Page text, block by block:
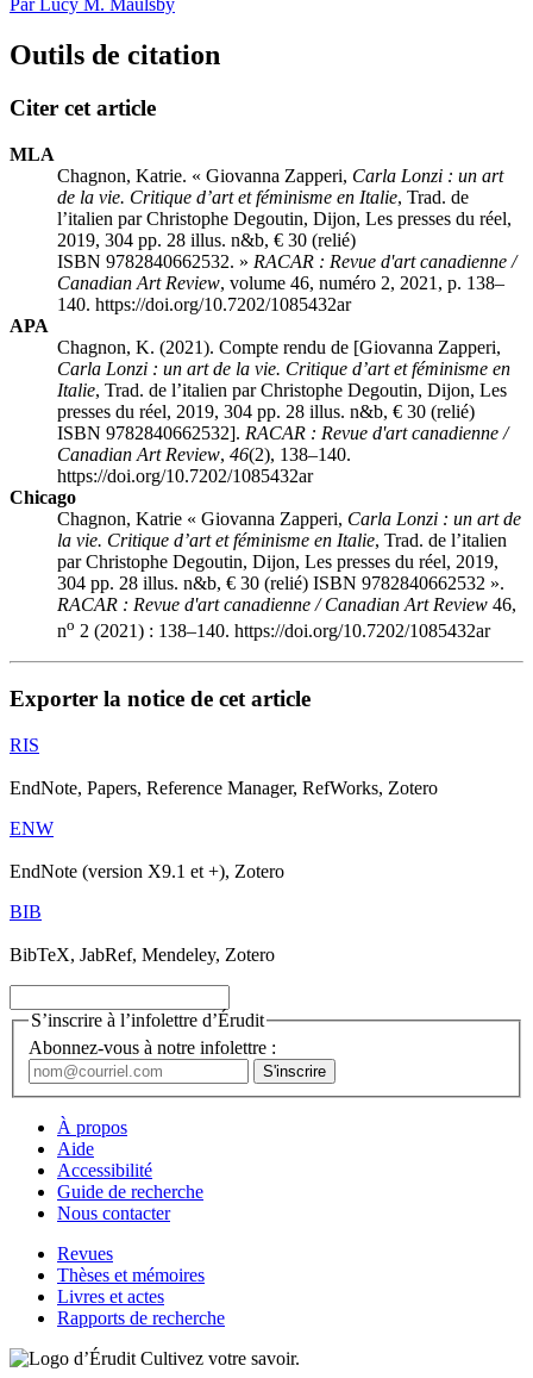
Par Lucy M. Maulsby
Outils de citation
Citer cet article
MLA
Chagnon, Katrie. « Giovanna Zapperi, Carla Lonzi : un art
de la vie. Critique d’art et féminisme en Italie, Trad. de
l’italien par Christophe Degoutin, Dijon, Les presses du réel,
2019, 304 pp. 28 illus. n&b, € 30 (relié)
ISBN 9782840662532. » RACAR : Revue d'art canadienne /
Canadian Art Review, volume 46, numéro 2, 2021, p. 138–
140. https://doi.org/10.7202/1085432ar
APA
Chagnon, K. (2021). Compte rendu de [Giovanna Zapperi,
Carla Lonzi : un art de la vie. Critique d’art et féminisme en
Italie, Trad. de l’italien par Christophe Degoutin, Dijon, Les
presses du réel, 2019, 304 pp. 28 illus. n&b, € 30 (relié)
ISBN 9782840662532]. RACAR : Revue d'art canadienne /
Canadian Art Review, 46(2), 138–140.
https://doi.org/10.7202/1085432ar
Chicago
Chagnon, Katrie « Giovanna Zapperi, Carla Lonzi : un art de
la vie. Critique d’art et féminisme en Italie, Trad. de l’italien
par Christophe Degoutin, Dijon, Les presses du réel, 2019,
304 pp. 28 illus. n&b, € 30 (relié) ISBN 9782840662532 ».
RACAR : Revue d'art canadienne / Canadian Art Review 46,
no 2 (2021) : 138–140. https://doi.org/10.7202/1085432ar
Exporter la notice de cet article
RIS
EndNote, Papers, Reference Manager, RefWorks, Zotero
ENW
EndNote (version X9.1 et +), Zotero
BIB
BibTeX, JabRef, Mendeley, Zotero
S’inscrire à l’infolettre d’Érudit
Abonnez-vous à notre infolettre :
À propos
Aide
Accessibilité
Guide de recherche
Nous contacter
Revues
Thèses et mémoires
Livres et actes
Rapports de recherche
Cultivez votre savoir.